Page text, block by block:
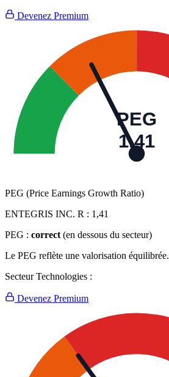
Devenez Premium
PEG
1,41
PEG (Price Earnings Growth Ratio)
ENTEGRIS INC. R : 1,41
PEG : correct (en dessous du secteur)
Le PEG reflète une valorisation équilibrée.
Secteur Technologies :
Devenez Premium